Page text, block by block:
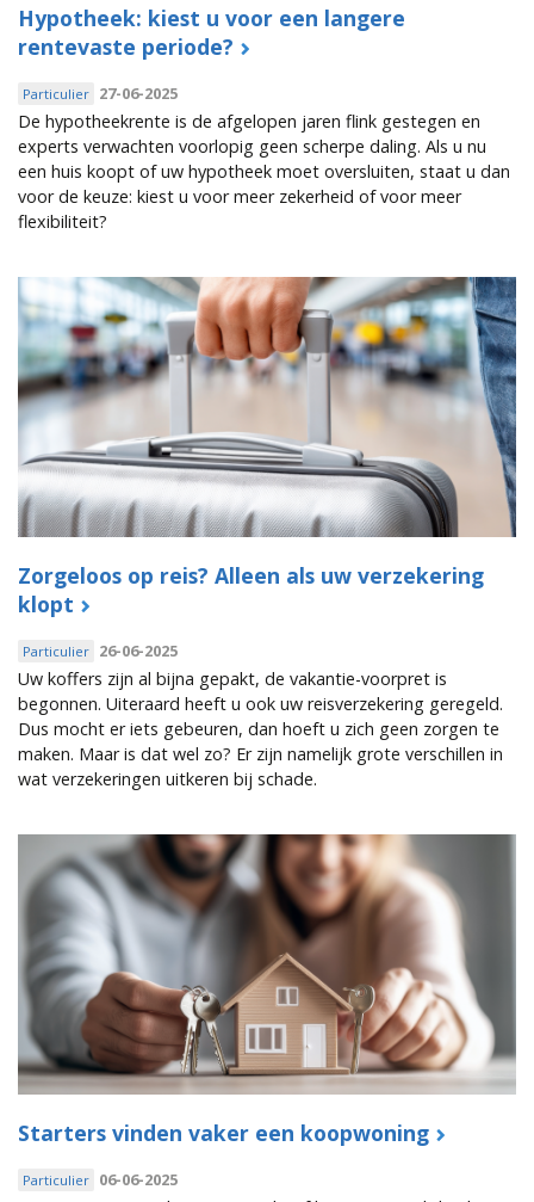
Hypotheek: kiest u voor een langere
rentevaste periode?
Particulier 27-06-2025
De hypotheekrente is de afgelopen jaren flink gestegen en
experts verwachten voorlopig geen scherpe daling. Als u nu
een huis koopt of uw hypotheek moet oversluiten, staat u dan
voor de keuze: kiest u voor meer zekerheid of voor meer
flexibiliteit?
Zorgeloos op reis? Alleen als uw verzekering
klopt
Particulier 26-06-2025
Uw koffers zijn al bijna gepakt, de vakantie-voorpret is
begonnen. Uiteraard heeft u ook uw reisverzekering geregeld.
Dus mocht er iets gebeuren, dan hoeft u zich geen zorgen te
maken. Maar is dat wel zo? Er zijn namelijk grote verschillen in
wat verzekeringen uitkeren bij schade.
Starters vinden vaker een koopwoning
Particulier 06-06-2025